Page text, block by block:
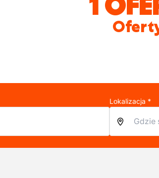
Lokalizacja *